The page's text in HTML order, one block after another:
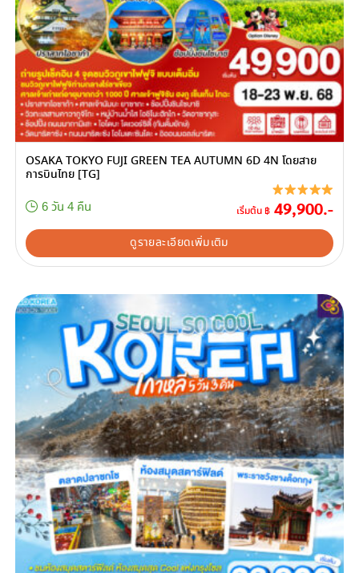
OSAKA TOKYO FUJI GREEN TEA AUTUMN 6D 4N โดยสาย
การบินไทย [TG]
6 วัน 4 คืน เริ่มต้น ฿ 49,900.-
ดูรายละเอียดเพิ่มเติม